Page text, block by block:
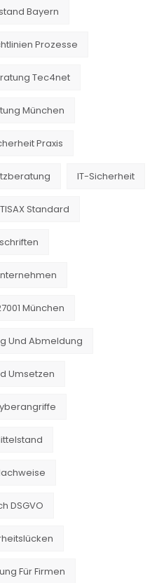
Bayern
Prozesse
Tec4net
München
Praxis
IT-Sicherheit
Standard
München
Und Abmeldung
Umsetzen
DSGVO
Für Firmen